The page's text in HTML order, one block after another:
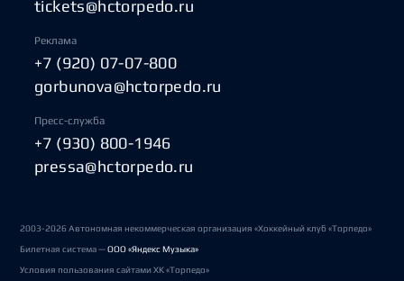
tickets@hctorpedo.ru
Реклама
+7 (920) 07-07-800
gorbunova@hctorpedo.ru
Пресс-служба
+7 (930) 800-1946
pressa@hctorpedo.ru
2003-2026 Автономная некоммерческая организация «Хоккейный клуб «Торпедо»
Билетная система —ООО «Яндекс Музыка»
Условия пользования сайтами ХК «Торпедо»